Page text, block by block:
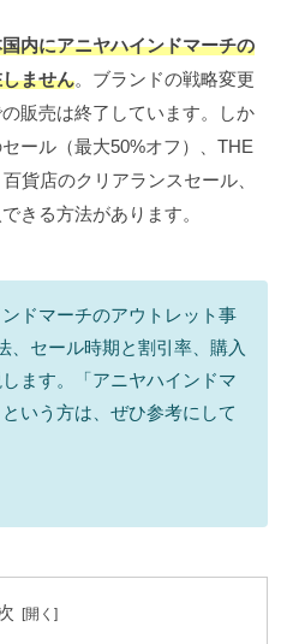
内にアニヤハインドマーチの
ません。ブランドの戦略変更
販売は終了しています。しか
ール（最大50%オフ）、THE
貨店のクリアランスセール、
きる方法があります。
ドマーチのアウトレット事
、セール時期と割引率、購入
ます。「アニヤハインドマ
いう方は、ぜひ参考にして